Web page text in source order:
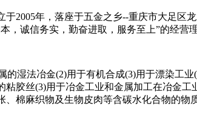
于2005年，落座于五金之乡--重庆市大足
，诚信务实，勤奋进取，服务至上”的经营
的湿法冶金(2)用于有机合成(3)用于漂染工
粘胶丝(3)用于冶金工业和金属加工在冶金
、棉麻织物及生物皮肉等含碳水化合物的物质